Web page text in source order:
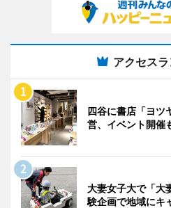
アクセス
四谷に書店「ヨ
営、イベント開催
大妻女子大で「
験企画で地域にキ